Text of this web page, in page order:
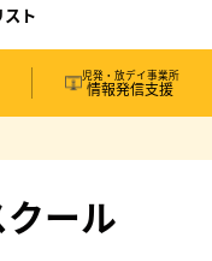
スト
児発・放デイ事業所
情報発信支援
ール